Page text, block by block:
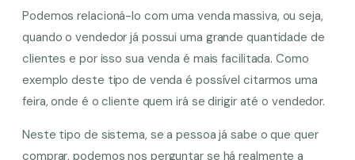
Podemos relacioná-lo com uma venda massiva, ou seja,
quando o vendedor já possui uma grande quantidade de
clientes e por isso sua venda é mais facilitada. Como
exemplo deste tipo de venda é possível citarmos uma
feira, onde é o cliente quem irá se dirigir até o vendedor.
Neste tipo de sistema, se a pessoa já sabe o que quer
comprar, podemos nos perguntar se há realmente a